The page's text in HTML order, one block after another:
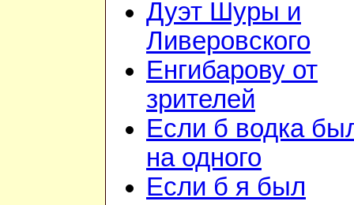
Дуэт Шуры и
Ливеровского
Енгибарову от
зрителей
Если б водка
на одного
Если б я был